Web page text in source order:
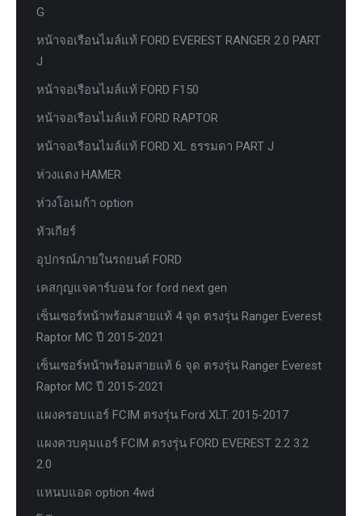
G
หน้าจอเรือนไมล์แท้ FORD EVEREST RANGER 2.0 PART
J
หน้าจอเรือนไมล์แท้ FORD F150
หน้าจอเรือนไมล์แท้ FORD RAPTOR
หน้าจอเรือนไมล์แท้ FORD XL ธรรมดา PART J
ห่วงแดง HAMER
ห่วงโอเมก้า option
หัวเกียร์
อุปกรณ์ภายในรถยนต์ FORD
เคสกุญแจคาร์บอน for ford next gen
เซ็นเซอร์หน้าพร้อมสายแท้ 4 จุด ตรงรุ่น Ranger Everest
Raptor MC ปี 2015-2021
เซ็นเซอร์หน้าพร้อมสายแท้ 6 จุด ตรงรุ่น Ranger Everest
Raptor MC ปี 2015-2021
แผงครอบแอร์ FCIM ตรงรุ่น Ford XLT. 2015-2017
แผงควบคุมแอร์ FCIM ตรงรุ่น FORD EVEREST 2.2 3.2
2.0
แหนบแอด option 4wd